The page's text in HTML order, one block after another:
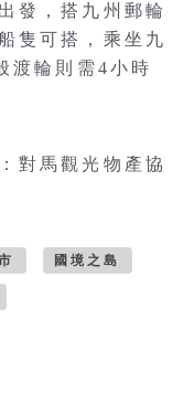
發，搭九州郵輪
隻可搭，乘坐九
渡輪則需4小時
對馬觀光物產協
國境之島